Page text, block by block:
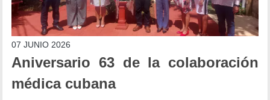
07 JUNIO 2026
Aniversario 63 de la colaboración
médica cubana